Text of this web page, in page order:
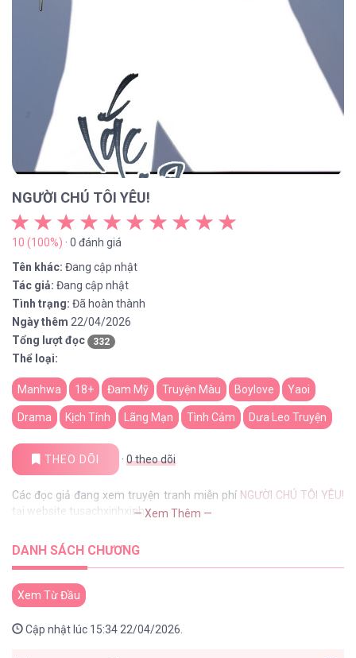
NGƯỜI CHÚ TÔI YÊU!
10 (100%) · 0 đánh giá
Tên khác: Đang cập nhật
Tác giả: Đang cập nhật
Tình trạng: Đã hoàn thành
Ngày thêm 22/04/2026
Tổng lượt đọc
332
Thể loại:
Manhwa 18+ Đam Mỹ Truyện Màu Boylove Yaoi
Drama Kịch Tính Lãng Mạn Tình Cảm Dưa Leo Truyện
THEO DÕI · 0theo dõi
Các đọc giả đang xem truyện tranh miễn phí NGƯỜI CHÚ TÔI YÊU!
tại website tusachxinhxinh— Xem Thêm —
DANH SÁCH CHƯƠNG
Xem Từ Đầu
Cập nhật lúc 15:34 22/04/2026.